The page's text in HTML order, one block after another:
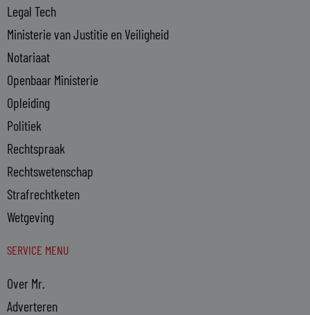
Legal Tech
Ministerie van Justitie en Veiligheid
Notariaat
Openbaar Ministerie
Opleiding
Politiek
Rechtspraak
Rechtswetenschap
Strafrechtketen
Wetgeving
SERVICE MENU
Over Mr.
Adverteren